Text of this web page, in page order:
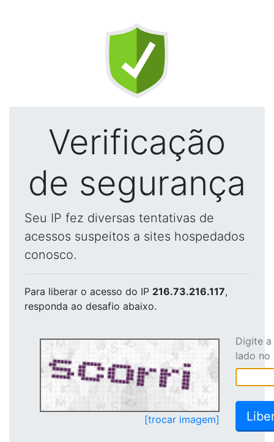
Verificação
de segurança
Seu IP fez diversas tentativas de
acessos suspeitos a sites hospedados
conosco.
Para liberar o acesso do IP 216.73.216.117,
responda ao desafio abaixo.
[trocar imagem]
Digite
lado no